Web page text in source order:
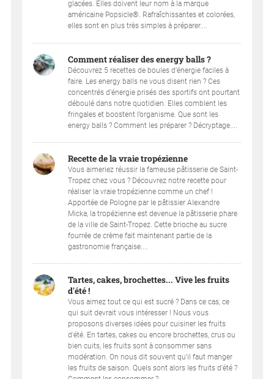
glacées. Elles doivent leur nom à la marque
américaine Popsicle®. Rafraîchissantes et colorées,
elles sont en plus très simples à préparer....
Comment réaliser des energy balls ?
Découvrez 5 recettes de boules d’énergie faciles à
faire. Les energy balls ne vous disent rien ? Ces
concentrés d’énergie prisés des sportifs ont pourtant
déboulé dans notre quotidien. Elles comblent les
fringales et boostent l’organisme. Que sont les
energy balls ? Comment les préparer ? Décryptage....
Recette de la vraie tropézienne
Vous aimeriez réussir la fameuse pâtisserie de Saint-
Tropez chez vous ? Découvrez notre recette pour
réaliser la vraie tropézienne comme un chef !
Apportée de Pologne par le pâtissier Alexandre
Micka, la tropézienne est devenue la pâtisserie phare
de la ville de Saint-Tropez. Cette brioche au sucre
fourrée de crème fait maintenant partie de la
gastronomie française....
Tartes, cakes, brochettes... Vive les fruits
d'été !
Vous aimez tout ce qui est sucré ? Dans ce cas, ce
qui suit devrait vous intéresser ! Nous vous
proposons diverses idées pour cuisiner les fruits
d'été. En tartes, cakes ou encore brochettes, crus ou
bien cuits, les fruits sont à consommer sans
modération. On nous dit souvent qu'il faut manger
les fruits de saison. Quels sont alors les fruits d'été ?